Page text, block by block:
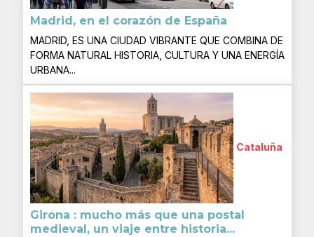
Madrid, en el corazón de España
MADRID, ES UNA CIUDAD VIBRANTE QUE COMBINA DE
FORMA NATURAL HISTORIA, CULTURA Y UNA ENERGÍA
URBANA...
Cataluña
Girona : mucho más que una postal
medieval, un viaje entre historia...